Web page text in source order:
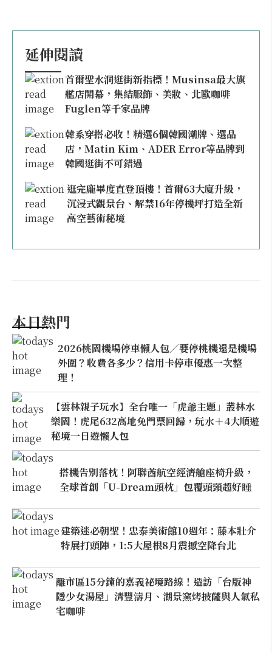
延伸閱讀
首爾聖水洞逛街新指標！Musinsa最大旗
艦店開幕，集結服飾、美妝、北歐咖啡
Fuglen等千家品牌
韓系穿搭必收！精選6個韓國潮牌、選品
店，Matin Kim、ADER Error等品牌到
韓國逛街不可錯過
逛完龐畢度直登頂樓！首爾63大廈升級，
沉浸式觀景台、解禁16年停機坪打造全新
高空藝術秘境
本日熱門
2026桃園機場停車懶人包／要停桃機還是機場
外圍？收費各多少？信用卡停車優惠一次整
理！
【雲林親子玩水】全台唯一「虎爺主題」叢林水
樂園！虎尾632高地免門票回歸，玩水＋4大順遊
秘境一日遊懶人包
搭機告別落枕！阿聯酋航空經濟艙座椅升級，
全球首創「U-Dream頭枕」包覆頭頸超好睡
建築迷必朝聖！忠泰美術館10週年：藤本壯介
特展打頭陣，1:5大屋根8月震撼空降台北
離市區15分鐘的嘉義祕境路線！造訪「台版神
隱少女湯屋」清豐濤月、湖景窯烤披薩與人氣私
宅咖啡